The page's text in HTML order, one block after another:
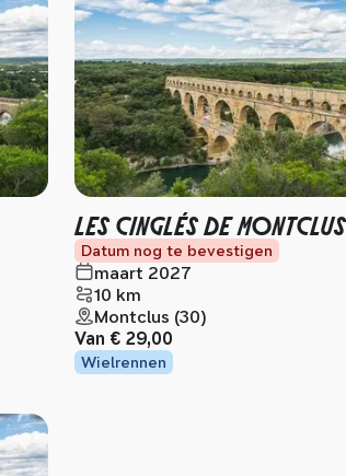
LES CINGLÉS DE MONTCLUS
Datum nog te bevestigen
maart 2027
10 km
Montclus (30)
Van € 29,00
Wielrennen